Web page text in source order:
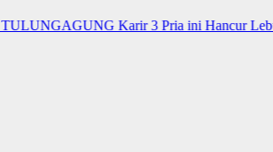
Karir 3 Pria ini Hancur Lebur